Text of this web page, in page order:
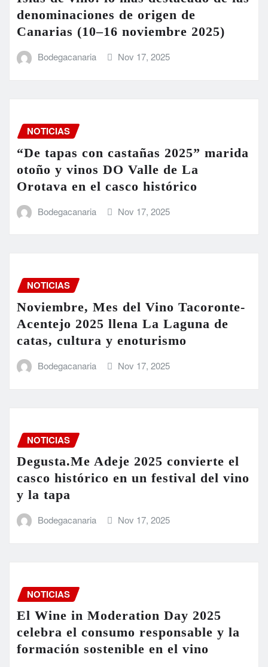
denominaciones de origen de
Canarias (10–16 noviembre 2025)
Bodegacanaria Nov 17, 2025
NOTICIAS
“De tapas con castañas 2025” marida
otoño y vinos DO Valle de La
Orotava en el casco histórico
Bodegacanaria Nov 17, 2025
NOTICIAS
Noviembre, Mes del Vino Tacoronte-
Acentejo 2025 llena La Laguna de
catas, cultura y enoturismo
Bodegacanaria Nov 17, 2025
NOTICIAS
Degusta.Me Adeje 2025 convierte el
casco histórico en un festival del vino
y la tapa
Bodegacanaria Nov 17, 2025
NOTICIAS
El Wine in Moderation Day 2025
celebra el consumo responsable y la
formación sostenible en el vino